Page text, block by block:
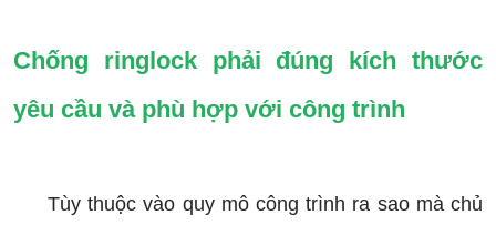
Chống ringlock phải đúng kích thước
yêu cầu và phù hợp với công trình
Tùy thuộc vào quy mô công trình ra sao mà chủ